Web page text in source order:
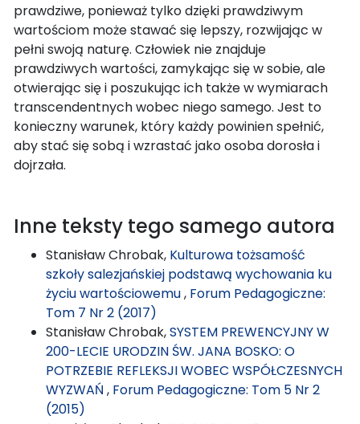
prawdziwe, ponieważ tylko dzięki prawdziwym
wartościom może stawać się lepszy, rozwijając w
pełni swoją naturę. Człowiek nie znajduje
prawdziwych wartości, zamykając się w sobie, ale
otwierając się i poszukując ich także w wymiarach
transcendentnych wobec niego samego. Jest to
konieczny warunek, który każdy powinien spełnić,
aby stać się sobą i wzrastać jako osoba dorosła i
dojrzała.
Inne teksty tego samego autora
Stanisław Chrobak, Kulturowa tożsamość
szkoły salezjańskiej podstawą wychowania ku
życiu wartościowemu, Forum Pedagogiczne:
Tom 7 Nr 2 (2017)
Stanisław Chrobak,SYSTEM PREWENCYJNY W
200-LECIE URODZIN ŚW. JANA BOSKO: O
POTRZEBIE REFLEKSJI WOBEC WSPÓŁCZESNYCH
WYZWAŃ , Forum Pedagogiczne: Tom 5 Nr 2
(2015)